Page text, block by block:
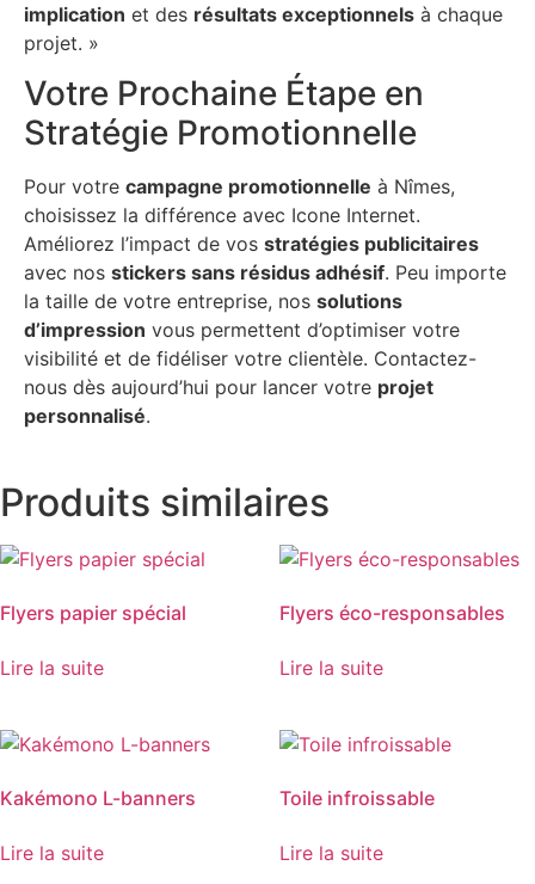
implication et des résultats exceptionnels à chaque
projet. »
Votre Prochaine Étape en
Stratégie Promotionnelle
Pour votre campagne promotionnelle à Nîmes,
choisissez la différence avec Icone Internet.
Améliorez l’impact de vos stratégies publicitaires
avec nos stickers sans résidus adhésif. Peu importe
la taille de votre entreprise, nos solutions
d’impression vous permettent d’optimiser votre
visibilité et de fidéliser votre clientèle. Contactez-
nous dès aujourd’hui pour lancer votre projet
personnalisé.
Produits similaires
Flyers papier spécial
Lire la suite
Flyers éco-responsables
Lire la suite
Kakémono L-banners
Lire la suite
Toile infroissable
Lire la suite